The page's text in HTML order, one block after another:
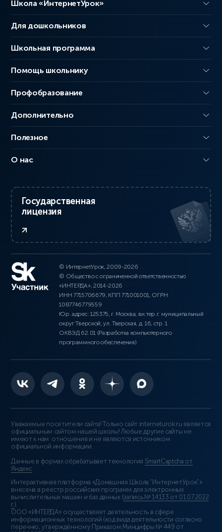
Школа «ИнтернетУрок»
Для дошкольников
Школьная программа
Помощь школьнику
Профобразование
Дополнительно
Полезное
О нас
Государственная
лицензия
© ИнтернетУрок, 2009-2026
© Общество с ограниченной ответственностью
«ИНТЕРДА», 2014-2026
ИНН 7715706679, КПП 771001001, ОГРН
1087746779559
Юр. адрес: 125375, г. Москва, вн.тер.г. муниципальный
округ Тверской, ул. Тверская, д. 16, стр. 1
ОКВЭД 62.01 (Разработка компьютерного
программного обеспечения)
Уважаемые посетители сайта! Только сайт interneturok.ru является
официальным сайтом нашей школы! Любые другие сайты не
имеют к нам отношения и не являются источником
официальной информации.
Данные в формах обрабатывает технология SmartCaptcha от
Яндекс
Интерактивная платформа «Домашняя Школа “ИнтернетУрок”»
внесена в реестр российских программ для электронных
вычислительных машин и баз данных (запись № 14133 от 01.07.2022
г.).
ООО «ИНТЕРДА» осуществляет деятельность в сфере
информационных технологий (код вида деятельности согласно
перечню, утверждённому Приказом Минцифры № 449 от